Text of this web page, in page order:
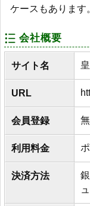
ケースもあります
会社概要
サイト名
URL
会員登録
利用料金
決済方法
ュ